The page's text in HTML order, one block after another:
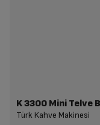
K 3300 Mini Telve
Türk Kahve Makinesi